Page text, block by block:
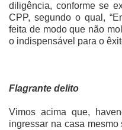
diligência, conforme se
CPP, segundo o qual,
feita de modo que não
o indispensável para o
Flagrante delito
Vimos acima que,
ingressar na casa mesmo